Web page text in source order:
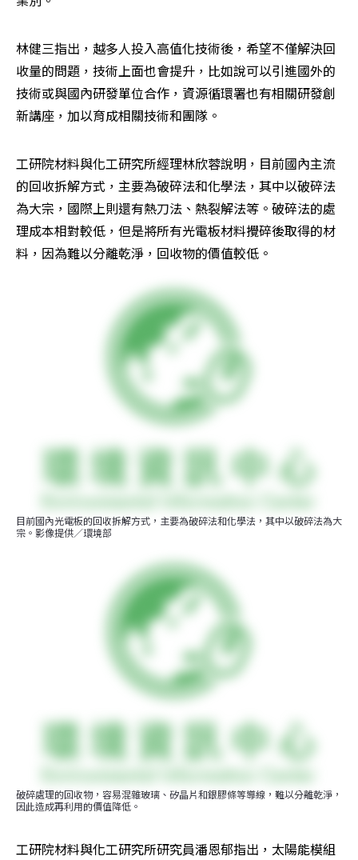
林健三指出，越多人投入高值化技術後，希望不僅解決回
收量的問題，技術上面也會提升，比如說可以引進國外的
技術或與國內研發單位合作，資源循環署也有相關研發創
新講座，加以育成相關技術和團隊。
工研院材料與化工研究所經理林欣蓉說明，目前國內主流
的回收拆解方式，主要為破碎法和化學法，其中以破碎法
為大宗，國際上則還有熱刀法、熱裂解法等。破碎法的處
理成本相對較低，但是將所有光電板材料攪碎後取得的材
料，因為難以分離乾淨，回收物的價值較低。
目前國內光電板的回收拆解方式，主要為破碎法和化學法，其中以破碎法為大
宗。影像提供／環境部
破碎處理的回收物，容易混雜玻璃、矽晶片和銀膠條等導線，難以分離乾淨，
因此造成再利用的價值降低。
工研院材料與化工研究所研究員潘恩郁指出，太陽能模組